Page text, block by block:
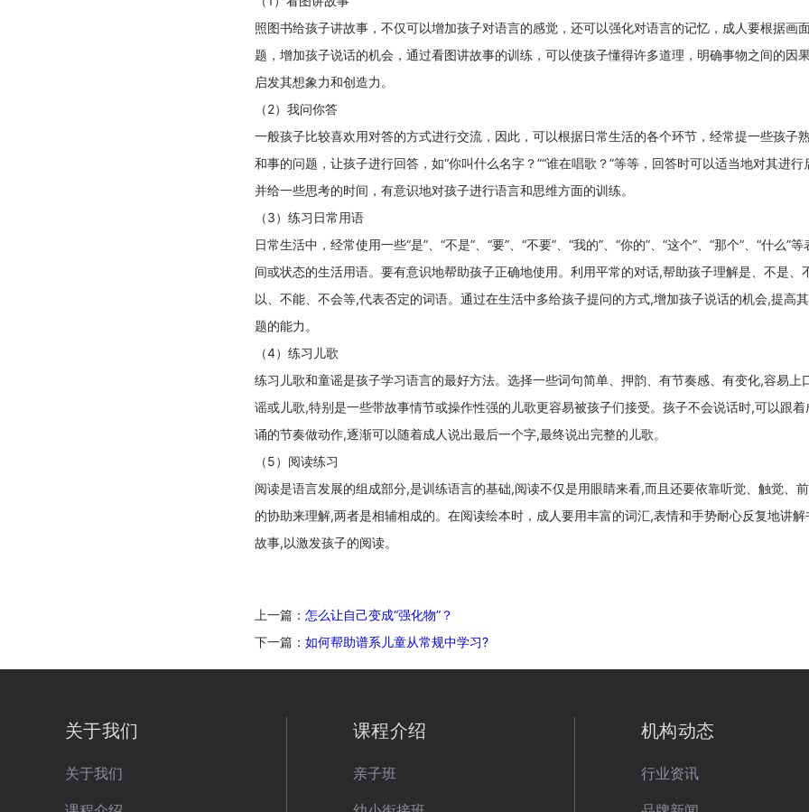
照图书给孩子讲故事，不仅可以增加孩子对语言的感觉，还可以强化对语言的记忆，成人要根据画
题，增加孩子说话的机会，通过看图讲故事的训练，可以使孩子懂得许多道理，明确事物之间的因果
启发其想象力和创造力。
（2）我问你答
一般孩子比较喜欢用对答的方式进行交流，因此，可以根据日常生活的各个环节，经常提一些孩子
和事的问题，让孩子进行回答，如“你叫什么名字？”“谁在唱歌？”等等，回答时可以适当地对其进行
并给一些思考的时间，有意识地对孩子进行语言和思维方面的训练。
（3）练习日常用语
日常生活中，经常使用一些“是”、“不是”、“要”、“不要”、“我的”、“你的”、“这个”、“那个”、“什么”
间或状态的生活用语。要有意识地帮助孩子正确地使用。利用平常的对话,帮助孩子理解是、不是、
以、不能、不会等,代表否定的词语。通过在生活中多给孩子提问的方式,增加孩子说话的机会,提高
题的能力。
（4）练习儿歌
练习儿歌和童谣是孩子学习语言的最好方法。选择一些词句简单、押韵、有节奏感、有变化,容易上
谣或儿歌,特别是一些带故事情节或操作性强的儿歌更容易被孩子们接受。孩子不会说话时,可以跟着
诵的节奏做动作,逐渐可以随着成人说出最后一个字,最终说出完整的儿歌。
（5）阅读练习
阅读是语言发展的组成部分,是训练语言的基础,阅读不仅是用眼睛来看,而且还要依靠听觉、触觉、
的协助来理解,两者是相辅相成的。在阅读绘本时，成人要用丰富的词汇,表情和手势耐心反复地讲解
故事,以激发孩子的阅读。
上一篇： 怎么让自己变成“强化物”？
下一篇： 如何帮助谱系儿童从常规中学习?
关于我们
关于我们
课程介绍
亲子班
机构动态
行业资讯